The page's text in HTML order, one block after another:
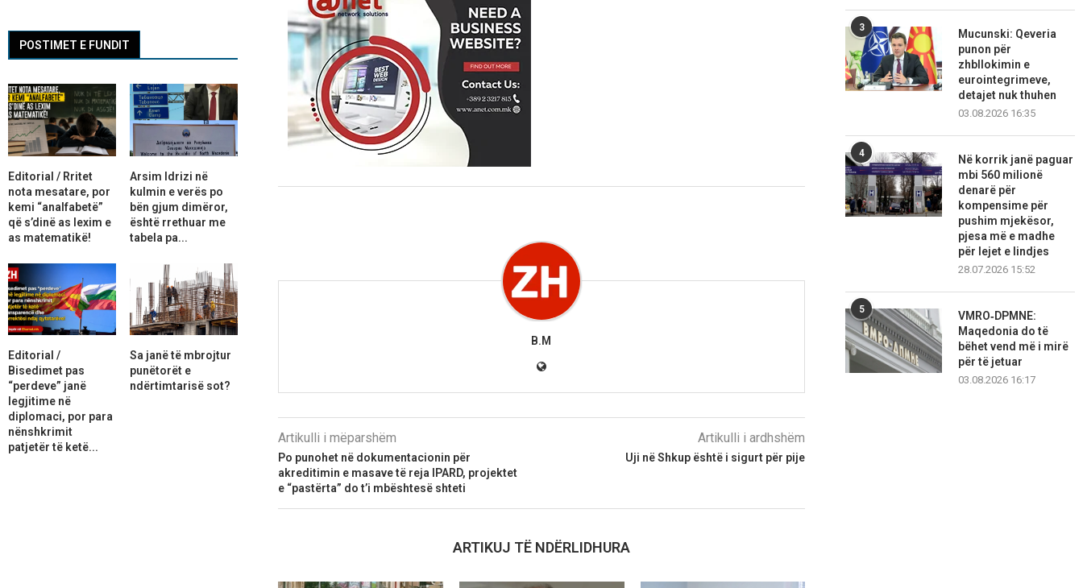
B.M
Artikulli i mëparshëm
Po punohet në dokumentacionin për
akreditimin e masave të reja IPARD, projektet
e “pastërta” do t’i mbështesë shteti
Artikulli i ardhshëm
Uji në Shkup është i sigurt për pije
ARTIKUJ TË NDËRLIDHURA
3
Mucunski: Qeveria
punon për
zhbllokimin e
eurointegrimeve,
detajet nuk thuhen
03.08.2026 16:35
4
Në korrik janë paguar
mbi 560 milionë
denarë për
kompensime për
pushim mjekësor,
pjesa më e madhe
për lejet e lindjes
28.07.2026 15:52
5
VMRO‑DPMNE:
Maqedonia do të
bëhet vend më i mirë
për të jetuar
03.08.2026 16:17
POSTIMET E FUNDIT
Editorial / Rritet
nota mesatare, por
kemi “analfabetë”
që s’dinë as lexim e
as matematikë!
Arsim Idrizi në
kulmin e verës po
bën gjum dimëror,
është rrethuar me
tabela pa...
Editorial /
Bisedimet pas
“perdeve” janë
legjitime në
diplomaci, por para
nënshkrimit
patjetër të ketë...
Sa janë të mbrojtur
punëtorët e
ndërtimtarisë sot?